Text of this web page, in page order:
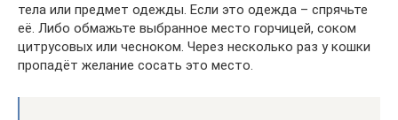
тела или предмет одежды. Если это одежда – спрячьте
её. Либо обмажьте выбранное место горчицей, соком
цитрусовых или чесноком. Через несколько раз у кошки
пропадёт желание сосать это место.